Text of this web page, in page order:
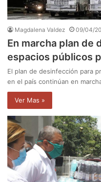
Magdalena Valdez 09/04/
En marcha plan de
espacios públicos
El plan de desinfección para
en el país continúan en
Ver Mas »